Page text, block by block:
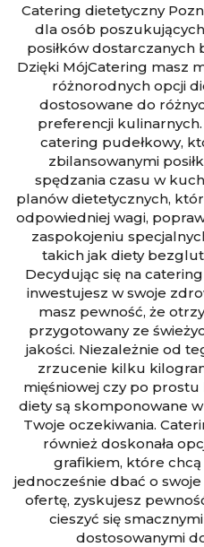
Catering dietetyczny
dla osób
posiłków
Dzięki MójCatering masz
różnorodnych opcji
dostosowane do
preferencji
catering pudełkowy,
zbilansowanymi
spędzania czasu w
planów dietetycznych,
odpowiedniej wagi,
zaspokojeniu
takich jak diety
Decydując się na
inwestujesz w swoje
masz pewność, że
przygotowany ze
jakości. Niezależnie od
zrzucenie kilku
mięśniowej czy po prostu
diety są skomponowane w
Twoje oczekiwania.
również doskonała
grafikiem, które chcą
jednocześnie dbać o
ofertę, zyskujesz
cieszyć się
dostosowanymi